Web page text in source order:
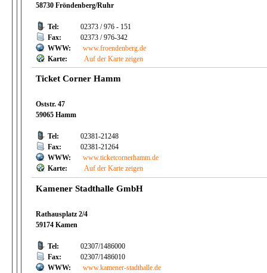
58730 Fröndenberg/Ruhr
Tel:
02373 / 976 - 151
Fax:
02373 / 976-342
WWW:
www.froendenberg.de
Karte:
Auf der Karte zeigen
Ticket Corner Hamm
Oststr. 47
59065 Hamm
Tel:
02381-21248
Fax:
02381-21264
WWW:
www.ticketcornerhamm.de
Karte:
Auf der Karte zeigen
Kamener Stadthalle GmbH
Rathausplatz 2/4
59174 Kamen
Tel:
02307/1486000
Fax:
02307/1486010
WWW:
www.kamener-stadthalle.de